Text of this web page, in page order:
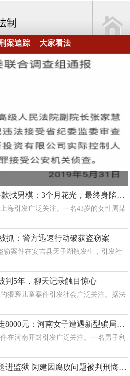
制
案追踪 大家看法
女子为情绪价值花450万公款找男模：3个月花光，最终身陷囹圄
海引发广泛关注。一名43岁的女性周某
抓：警方迅速行动破获盗窃案
窃案件在安吉县天子湖镇发生，引发社
判5年，聊天记录触目惊心
猥亵儿童案件引发社会广泛关注。据法
男子用40万转账表情包套走8000元：河南女子遭遇新型骗局，警方提醒警惕电子支付风险
在河南开封引发广泛关注。一名男子利
公安厅副厅长61岁把自己送进监狱 闵建因腐败问题被判刑悔恨不已